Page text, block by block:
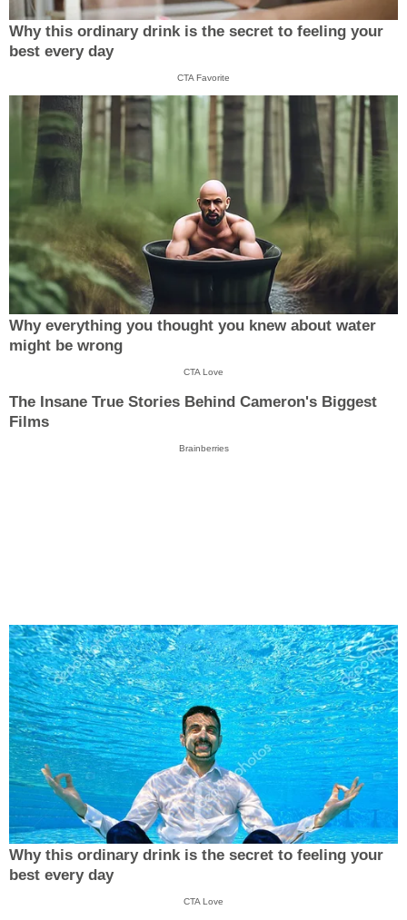
Why this ordinary drink is the secret to feeling your
best every day
CTA Favorite
Why everything you thought you knew about water
might be wrong
CTA Love
The Insane True Stories Behind Cameron's Biggest
Films
Brainberries
Why this ordinary drink is the secret to feeling your
best every day
CTA Love